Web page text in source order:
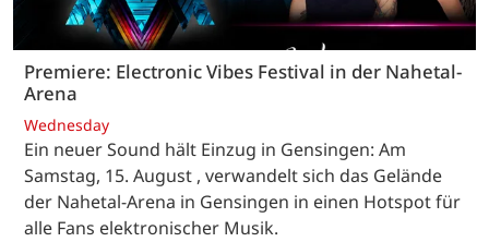
Premiere: Electronic Vibes Festival in der Nahetal-
Arena
Wednesday
Ein neuer Sound hält Einzug in Gensingen: Am
Samstag, 15. August , verwandelt sich das Gelände
der Nahetal-Arena in Gensingen in einen Hotspot für
alle Fans elektronischer Musik.